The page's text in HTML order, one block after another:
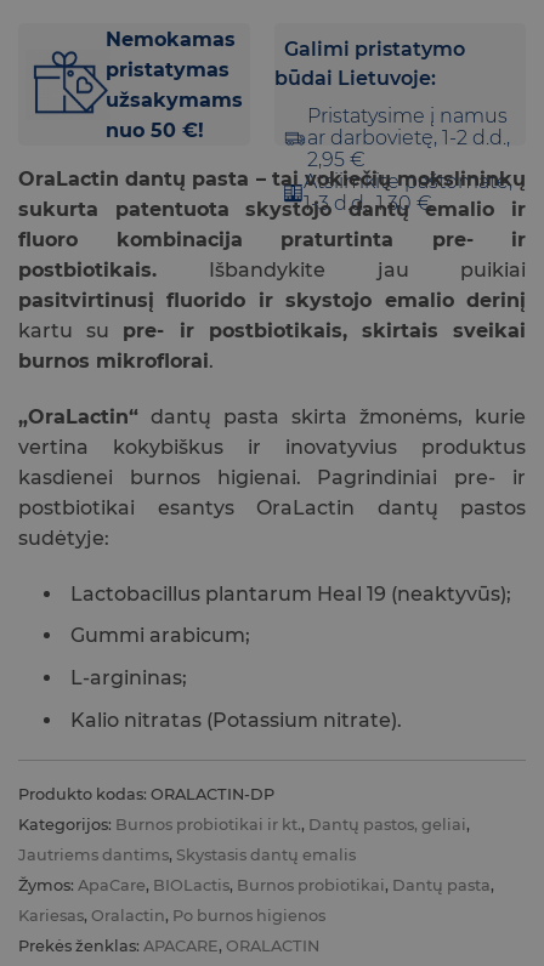
Nemokamas
pristatymas
užsakymams
nuo 50 €!
Galimi pristatymo
būdai Lietuvoje:
Pristatysime į namus
ar darbovietę, 1-2 d.d.,
2,95 €
Atsiimkite paštomate,
1-3 d.d., 1,30 €
OraLactin dantų pasta – tai vokiečių mokslininkų
sukurta patentuota skystojo dantų emalio ir
fluoro kombinacija praturtinta pre- ir
postbiotikais.
Išbandykite jau puikiai
pasitvirtinusį fluorido ir skystojo emalio derinį
kartu su pre- ir postbiotikais, skirtais sveikai
burnos mikroflorai.
„OraLactin“ dantų pasta skirta žmonėms, kurie
vertina kokybiškus ir inovatyvius produktus
kasdienei burnos higienai. Pagrindiniai pre- ir
postbiotikai esantys OraLactin dantų pastos
sudėtyje:
Lactobacillus plantarum Heal 19 (neaktyvūs);
Gummi arabicum;
L-argininas;
Kalio nitratas (Potassium nitrate).
Produkto kodas: ORALACTIN-DP
Kategorijos: Burnos probiotikai ir kt., Dantų pastos, geliai,
Jautriems dantims, Skystasis dantų emalis
Žymos: ApaCare, BIOLactis, Burnos probiotikai, Dantų pasta,
Kariesas, Oralactin, Po burnos higienos
Prekės ženklas: APACARE, ORALACTIN